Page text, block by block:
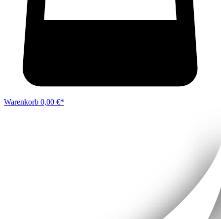
Warenkorb 0,00 €*